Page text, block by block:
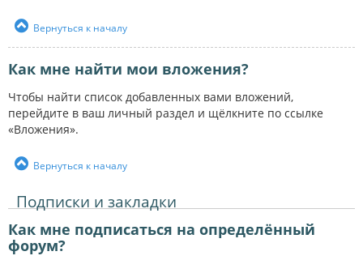
Вернуться к началу
Как мне найти мои вложения?
Чтобы найти список добавленных вами вложений,
перейдите в ваш личный раздел и щёлкните по ссылке
«Вложения».
Вернуться к началу
Подписки и закладки
Как мне подписаться на определённый
форум?